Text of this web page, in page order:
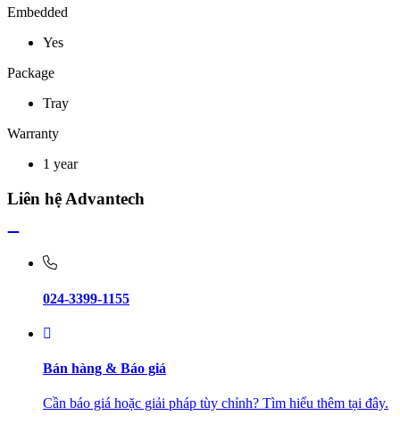
Embedded
Yes
Package
Tray
Warranty
1 year
Liên hệ Advantech
024-3399-1155
Bán hàng & Báo giá
Cần báo giá hoặc giải pháp tùy chỉnh? Tìm hiểu thêm tại đây.